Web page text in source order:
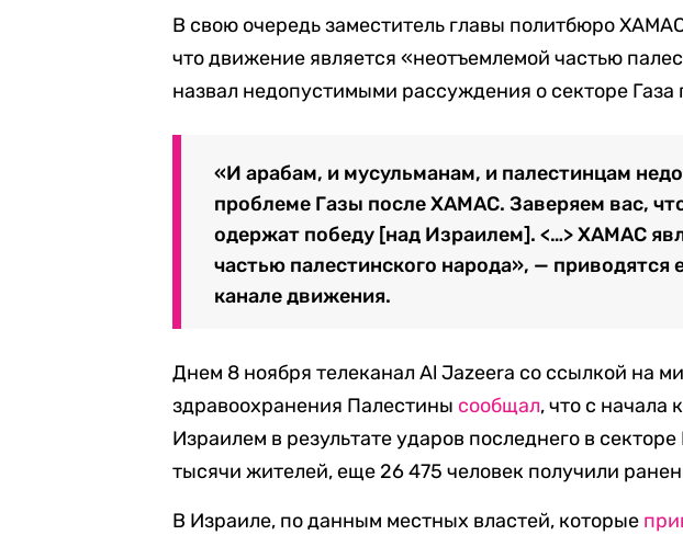
В свою очередь заместитель главы политбюро
что движение является «неотъемлемой частью
назвал недопустимыми рассуждения о секторе
«И арабам, и мусульманам, и палестинцам
проблеме Газы после ХАМАС. Заверяем вас,
одержат победу [над Израилем]. <…> ХАМАС
частью палестинского народа», — приводятся
канале движения.
Днем 8 ноября телеканал Al Jazeera со ссылкой на
здравоохранения Палестины сообщал, что с
Израилем в результате ударов последнего в секторе
тысячи жителей, еще 26 475 человек получили
В Израиле, по данным местных властей, которые